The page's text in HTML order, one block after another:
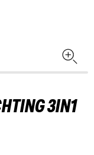
3IN1